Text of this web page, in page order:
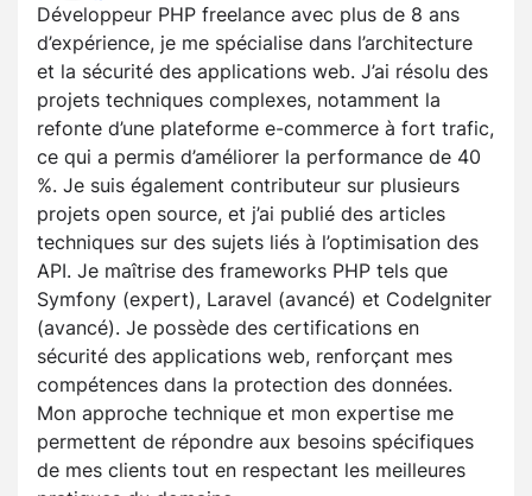
Développeur PHP freelance avec plus de 8 ans
d’expérience, je me spécialise dans l’architecture
et la sécurité des applications web. J’ai résolu des
projets techniques complexes, notamment la
refonte d’une plateforme e-commerce à fort trafic,
ce qui a permis d’améliorer la performance de 40
%. Je suis également contributeur sur plusieurs
projets open source, et j’ai publié des articles
techniques sur des sujets liés à l’optimisation des
API. Je maîtrise des frameworks PHP tels que
Symfony (expert), Laravel (avancé) et CodeIgniter
(avancé). Je possède des certifications en
sécurité des applications web, renforçant mes
compétences dans la protection des données.
Mon approche technique et mon expertise me
permettent de répondre aux besoins spécifiques
de mes clients tout en respectant les meilleures